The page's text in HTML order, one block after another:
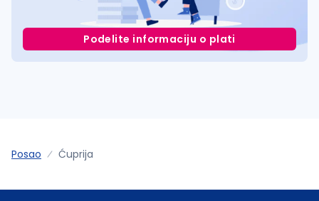
Podelite informaciju o plati
Posao Ćuprija